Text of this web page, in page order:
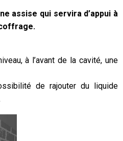
assise qui servira d’appui à
à l’avant de la cavité, une
de rajouter du liquide